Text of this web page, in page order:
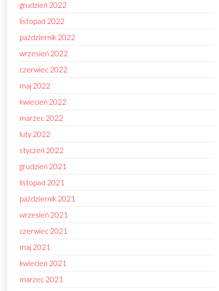
grudzień 2022
listopad 2022
październik 2022
wrzesień 2022
czerwiec 2022
maj 2022
kwiecień 2022
marzec 2022
luty 2022
styczeń 2022
grudzień 2021
listopad 2021
październik 2021
wrzesień 2021
czerwiec 2021
maj 2021
kwiecień 2021
marzec 2021